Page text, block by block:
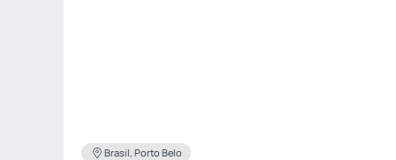
Brasil, Porto Belo